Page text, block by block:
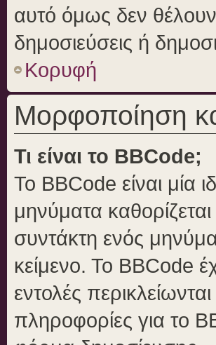
αυτό όμως δεν θέλουν
δημοσιεύσεις ή
Κορυφή
Μορφοποίηση
Τι είναι το BBCode;
Το BBCode είναι μία
μηνύματα
συντάκτη ενός
κείμενο. Το BBCode
εντολές
πληροφορίες για το